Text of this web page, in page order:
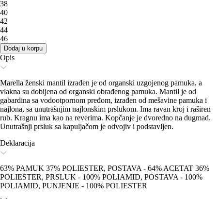
38
40
42
44
46
Dodaj u korpu
Opis
Marella ženski mantil izrađen je od organski uzgojenog pamuka, a
vlakna su dobijena od organski obrađenog pamuka. Mantil je od
gabardina sa vodootpornom pređom, izrađen od mešavine pamuka i
najlona, sa unutrašnjim najlonskim prslukom. Ima ravan kroj i raširen
rub. Kragnu ima kao na reverima. Kopčanje je dvoredno na dugmad.
Unutrašnji prsluk sa kapuljačom je odvojiv i podstavljen.
Deklaracija
63% PAMUK 37% POLIESTER, POSTAVA - 64% ACETAT 36%
POLIESTER, PRSLUK - 100% POLIAMID, POSTAVA - 100%
POLIAMID, PUNJENJE - 100% POLIESTER